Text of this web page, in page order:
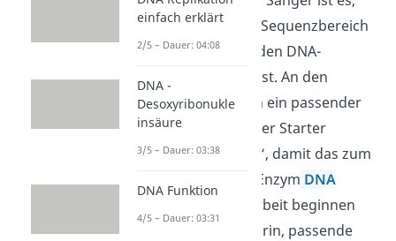
dass uns ein kleiner Sequenzbereich
des zu untersuchenden DNA-
Abschnitts bekannt ist. An den
Abschnitt kann dann ein passender
künstlich hergestellter Starter
Primer) „andocken“, damit das zum
Einsatz kommende Enzym DNA
seine Arbeit beginnen
kann. Die besteht darin, passende
einfach erklärt
2/5 – Dauer: 04:08
DNA -
Desoxyribonukle
insäure
3/5 – Dauer: 03:38
DNA Funktion
4/5 – Dauer: 03:31